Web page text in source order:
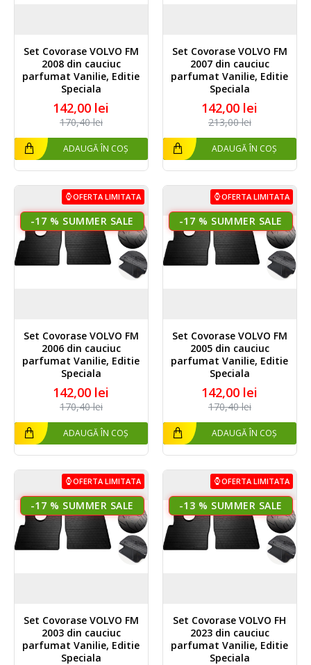
Set Covorase VOLVO FM
2008 din cauciuc
parfumat Vanilie, Editie
Speciala
142,00 lei
170,40 lei
ADAUGĂ ÎN COȘ
Set Covorase VOLVO FM
2007 din cauciuc
parfumat Vanilie, Editie
Speciala
142,00 lei
213,00 lei
ADAUGĂ ÎN COȘ
OFERTA LIMITATA
-17 %
Set Covorase VOLVO FM
2006 din cauciuc
parfumat Vanilie, Editie
Speciala
142,00 lei
170,40 lei
ADAUGĂ ÎN COȘ
OFERTA LIMITATA
-17 %
Set Covorase VOLVO FM
2005 din cauciuc
parfumat Vanilie, Editie
Speciala
142,00 lei
170,40 lei
ADAUGĂ ÎN COȘ
OFERTA LIMITATA
-17 %
Set Covorase VOLVO FM
2003 din cauciuc
parfumat Vanilie, Editie
Speciala
OFERTA LIMITATA
-13 %
Set Covorase VOLVO FH
2023 din cauciuc
parfumat Vanilie, Editie
Speciala